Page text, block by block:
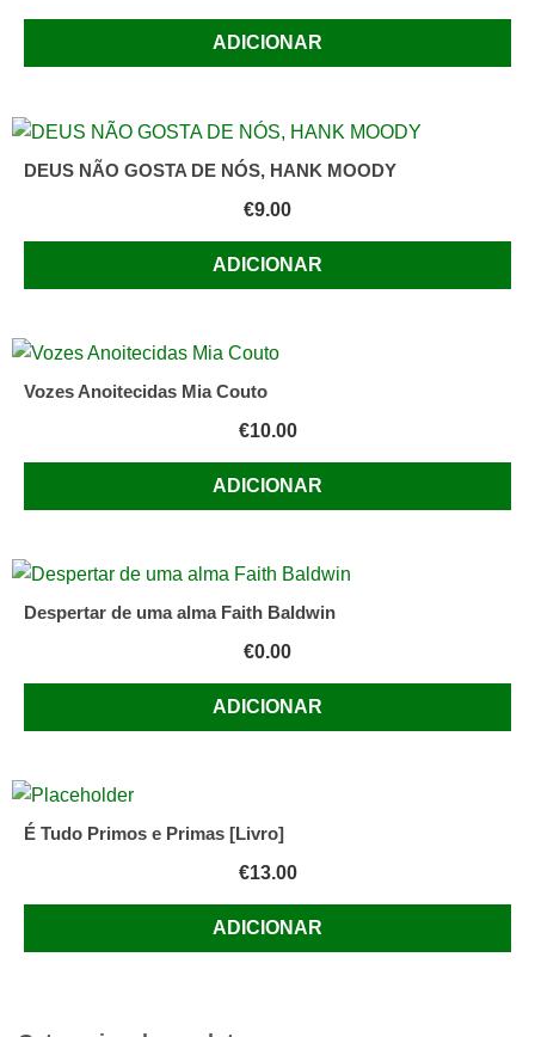
ADICIONAR
DEUS NÃO GOSTA DE NÓS, HANK MOODY
€9.00
ADICIONAR
Vozes Anoitecidas Mia Couto
€10.00
ADICIONAR
Despertar de uma alma Faith Baldwin
€0.00
ADICIONAR
É Tudo Primos e Primas [Livro]
€13.00
ADICIONAR